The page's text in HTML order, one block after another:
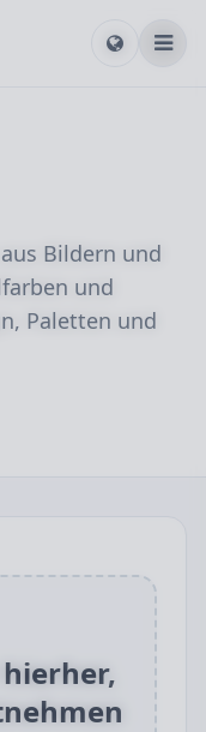
Bildern und
und
Paletten und